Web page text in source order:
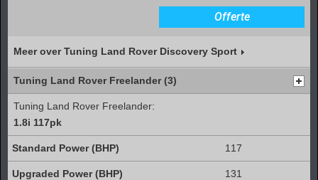
Offerte
Meer over Tuning Land Rover Discovery Sport
Tuning Land Rover Freelander (3)
Tuning Land Rover Freelander:
1.8i 117pk
117
131